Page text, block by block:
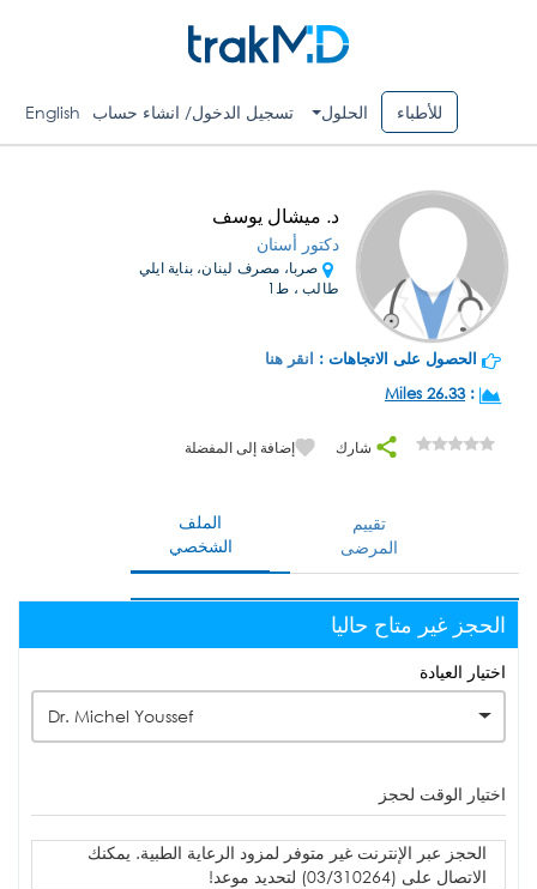
للأطباء الحلول تسجيل الدخول/ انشاء حساب English
د. ميشال يوسف
دكتور أسنان
صربا، مصرف لينان، بناية ايلي
طالب ، ط1
الحصول على الاتجاهات : انقر هنا
:
26.33 Miles
شارك إضافة إلى المفضلة
الملف
الشخصي
تقييم
المرضى
الحجز غير متاح حاليا
اختيار العيادة
Dr. Michel Youssef
اختيار الوقت لحجز
الحجز عبر الإنترنت غير متوفر لمزود الرعاية الطبية. يمكنك
الاتصال على (03/310264) لتحديد موعد!